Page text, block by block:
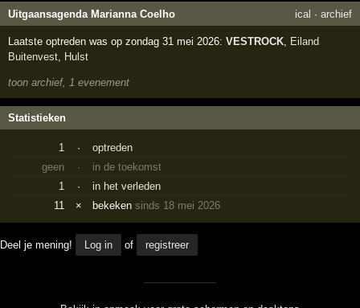
Uitgaansagenda Marianna Coelho ical · archief
Laatste optreden was op zondag 31 mei 2026:VESTROCK
Eiland
Buitenvest
Hulst
toon archief, 1 evenement
Statistieken
1 ·
optreden
geen
·
in de toekomst
1
·
in het verleden
11
× bekekensinds 18 mei 2026
Deel je mening! Log in of registreer